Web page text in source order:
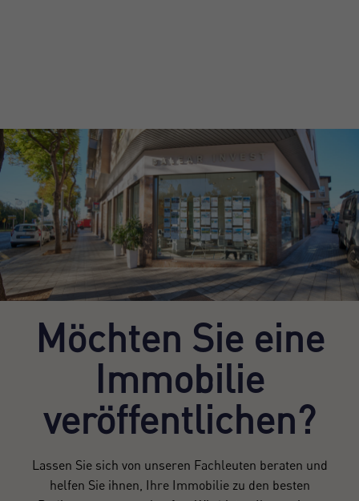
Möchten Sie eine
Immobilie
veröffentlichen?
Lassen Sie sich von unseren Fachleuten beraten und
helfen Sie ihnen, Ihre Immobilie zu den besten